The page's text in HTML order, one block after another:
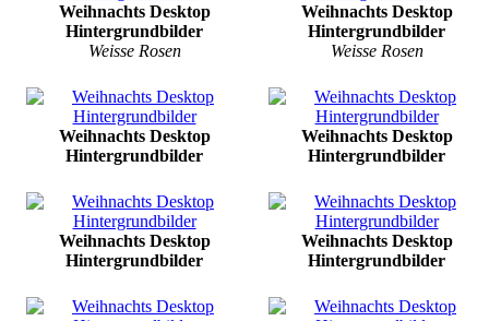
Weihnachts Desktop
Hintergrundbilder
Weisse Rosen
Weihnachts Desktop
Hintergrundbilder
Weisse Rosen
Weihnachts Desktop
Hintergrundbilder
Weihnachts Desktop
Hintergrundbilder
Weihnachts Desktop
Hintergrundbilder
Weihnachts Desktop
Hintergrundbilder